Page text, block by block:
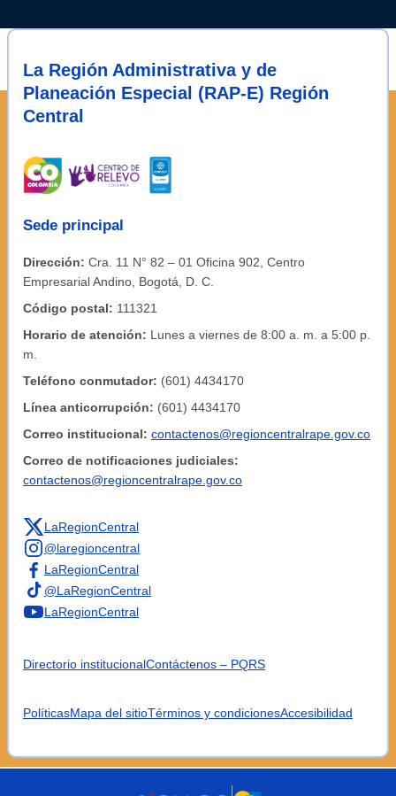
La Región Administrativa y de
Planeación Especial (RAP-E) Región
Central
Sede principal
Dirección: Cra. 11 N° 82 – 01 Oficina 902, Centro
Empresarial Andino, Bogotá, D. C.
Código postal: 111321
Horario de atención: Lunes a viernes de 8:00 a. m. a 5:00 p.
m.
Teléfono conmutador: (601) 4434170
Línea anticorrupción: (601) 4434170
Correo institucional: contactenos@regioncentralrape.gov.co
Correo de notificaciones judiciales:
contactenos@regioncentralrape.gov.co
LaRegionCentral
@laregioncentral
LaRegionCentral
@LaRegionCentral
LaRegionCentral
Directorio institucionalContáctenos – PQRS
PolíticasMapa del sitioTérminos y condicionesAccesibilidad